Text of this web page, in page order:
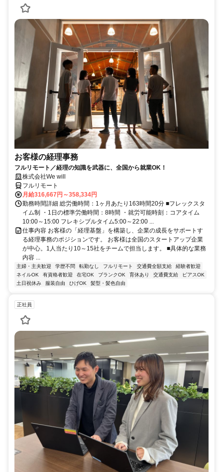
お客様の経理事務
フルリモート／経理の知識を武器に、全国から就業OK！
株式会社We will
フルリモート
月給316,667円～358,334円
勤務時間詳細 総労働時間：1ヶ月あたり163時間20分 ■フレックスタ
イム制 ・1日の標準労働時間：8時間 ・就労可能時刻：コアタイム
10:00～15:00 フレキシブルタイム5:00～22:00 ...
仕事内容 お客様の「経理基盤」を構築し、企業の成長をサポートす
る経理事務のポジションです。 お客様は全国のスタートアップ企業
が中心。1人当たり10～15社をチームで担当します。 ■具体的な業務
内容 ...
主婦・主夫歓迎 学歴不問 転勤なし フルリモート 交通費全額支給
経験者歓迎
ネイルOK
有資格者歓迎 在宅OK ブランクOK 育休あり 交通費支給
ピアスOK
土日祝休み
服装自由 ひげOK 髪型・髪色自由
正社員